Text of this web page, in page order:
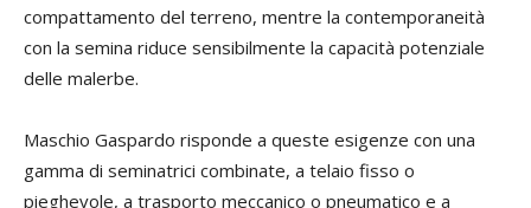
compattamento del terreno, mentre la contemporaneità
con la semina riduce sensibilmente la capacità potenziale
delle malerbe.
Maschio Gaspardo risponde a queste esigenze con una
gamma di seminatrici combinate, a telaio fisso o
pieghevole, a trasporto meccanico o pneumatico e a